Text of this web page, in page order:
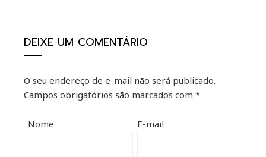
DEIXE UM COMENTÁRIO
O seu endereço de e-mail não será publicado.
Campos obrigatórios são marcados com *
Nome E-mail